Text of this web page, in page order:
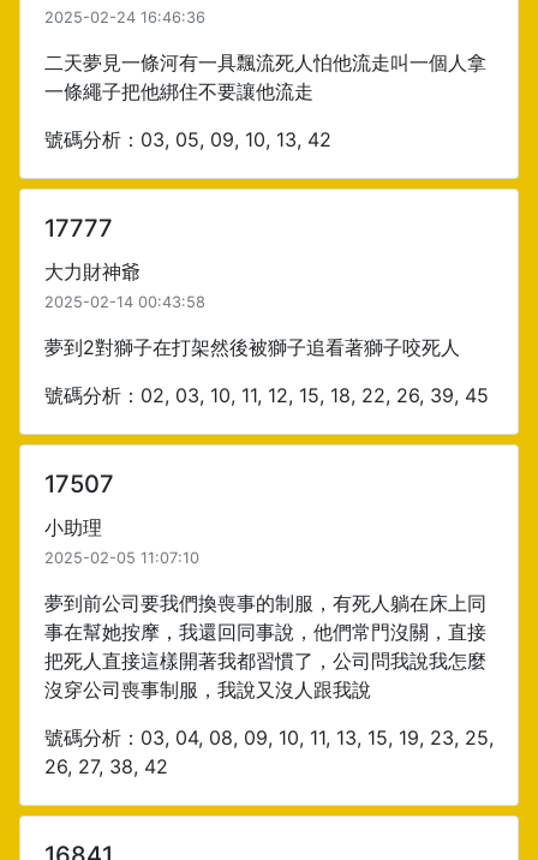
2025-02-24 16:46:36
二天夢見一條河有一具飄流死人怕他流走叫一個人拿
一條繩子把他綁住不要讓他流走
號碼分析：03, 05, 09, 10, 13, 42
17777
大力財神爺
2025-02-14 00:43:58
夢到2對獅子在打架然後被獅子追看著獅子咬死人
號碼分析：02, 03, 10, 11, 12, 15, 18, 22, 26, 39, 45
17507
小助理
2025-02-05 11:07:10
夢到前公司要我們換喪事的制服，有死人躺在床上同
事在幫她按摩，我還回同事說，他們常門沒關，直接
把死人直接這樣開著我都習慣了，公司問我說我怎麼
沒穿公司喪事制服，我說又沒人跟我說
號碼分析：03, 04, 08, 09, 10, 11, 13, 15, 19, 23, 25,
26, 27, 38, 42